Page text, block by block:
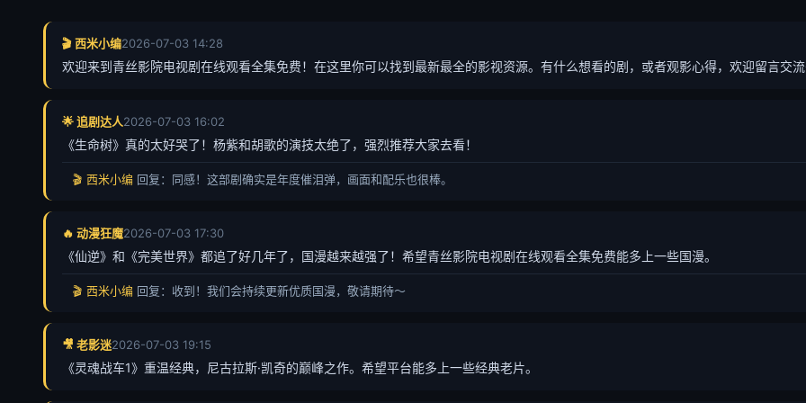
🎬 西米小编2026-07-03 14:28
欢迎来到青丝影院电视剧在线观看全集免费！在这里你可以找到最新最全的影视资源。有什么想看的剧，或者观影心得，欢迎留言交
🌟 追剧达人2026-07-03 16:02
《生命树》真的太好哭了！杨紫和胡歌的演技太绝了，强烈推荐大家去看！
🎬 西米小编 回复：同感！这部剧确实是年度催泪弹，画面和配乐也很棒。
🔥 动漫狂魔2026-07-03 17:30
《仙逆》和《完美世界》都追了好几年了，国漫越来越强了！希望青丝影院电视剧在线观看全集免费能多上一些国漫。
🎬 西米小编 回复：收到！我们会持续更新优质国漫，敬请期待～
🎥 老影迷2026-07-03 19:15
《灵魂战车1》重温经典，尼古拉斯·凯奇的巅峰之作。希望平台能多上一些经典老片。